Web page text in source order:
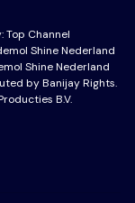
Top Channel
Shine Nederland
Shine Nederland
by Banijay Rights.
B.V.